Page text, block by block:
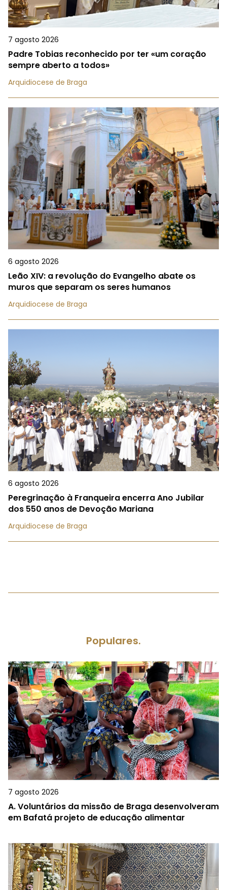
7 agosto 2026
Padre Tobias reconhecido por ter «um coração
sempre aberto a todos»
Arquidiocese de Braga
6 agosto 2026
Leão XIV: a revolução do Evangelho abate os
muros que separam os seres humanos
Arquidiocese de Braga
6 agosto 2026
Peregrinação à Franqueira encerra Ano Jubilar
dos 550 anos de Devoção Mariana
Arquidiocese de Braga
Populares.
7 agosto 2026
A.Voluntários da missão de Braga desenvolveram
em Bafatá projeto de educação alimentar